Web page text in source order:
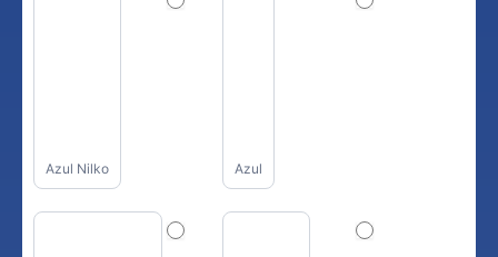
Azul Nilko Azul